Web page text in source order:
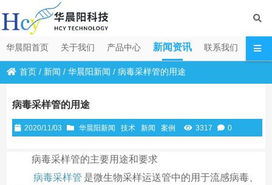
华晨阳首页 关于我们 产品中心 新闻资讯 联系我们
首页 / 新闻 /华晨阳新闻 /病毒采样管的用途
病毒采样管的用途
2020/11/03 华晨阳新闻 技术 新闻 案例 3317 0
病毒采样管的主要用途和要求
病毒采样管 是微生物采样运送管中的用于流感病毒、